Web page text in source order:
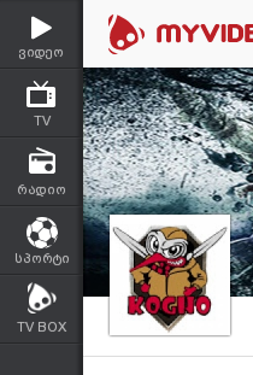
ვიდეო
TV
რადიო
სპორტი
TV BOX